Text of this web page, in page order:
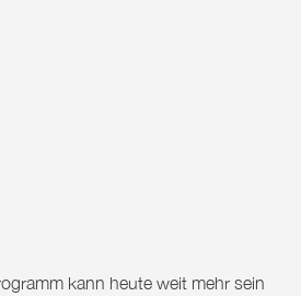
kann heute weit mehr sein